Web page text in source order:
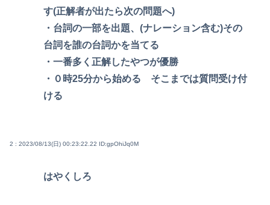
す(正解者が出たら次の問題へ)
・台詞の一部を出題、(ナレーション含む)その
台詞を誰の台詞かを当てる
・一番多く正解したやつが優勝
・０時25分から始める そこまでは質問受け付
ける
2 : 2023/08/13(日) 00:23:22.22 ID:gpOhiJq0M
はやくしろ